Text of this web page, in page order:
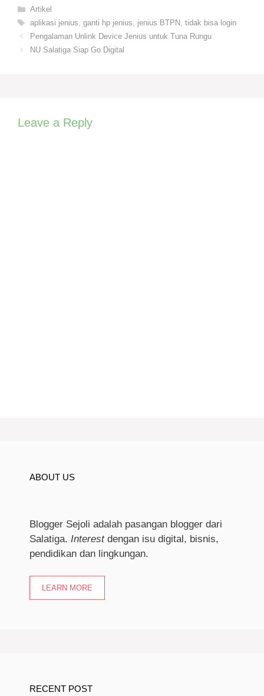
Categories
Artikel
Tags
aplikasi jenius, ganti hp jenius, jenius BTPN, tidak bisa login
Pengalaman Unlink Device Jenius untuk Tuna Rungu
NU Salatiga Siap Go Digital
Leave a Reply
ABOUT US
Blogger Sejoli adalah pasangan blogger dari
Salatiga. Interestdengan isu digital, bisnis,
pendidikan dan lingkungan.
LEARN MORE
RECENT POST